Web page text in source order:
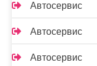
Автосервис
Автосервис
Автосервис